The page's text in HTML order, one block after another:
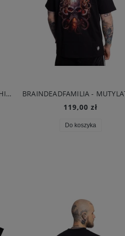
DEMONOLOGIA - JARAJ SIĘ T-SHIRT CZARNY
119,00 zł
Do koszyka